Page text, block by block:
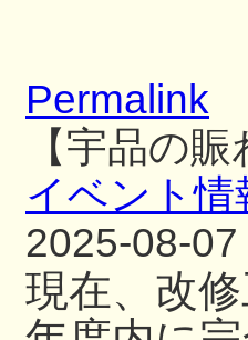
Permalink
【宇品の
イベント情
2025-08-07
現在、改